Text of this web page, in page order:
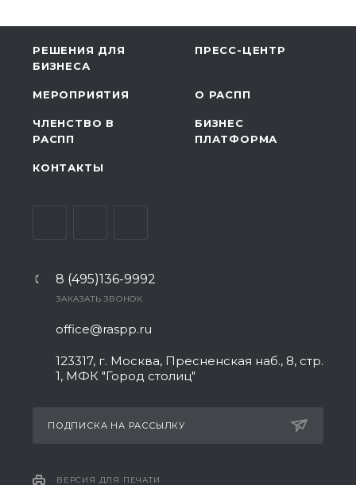
РЕШЕНИЯ ДЛЯ
БИЗНЕСА
ПРЕСС-ЦЕНТР
МЕРОПРИЯТИЯ О РАСПП
ЧЛЕНСТВО В
РАСПП
БИЗНЕС
ПЛАТФОРМА
КОНТАКТЫ
8 (495)136-9992
ЗАКАЗАТЬ ЗВОНОК
office@raspp.ru
123317, г. Москва, Пресненская наб., 8, стр.
1, МФК "Город столиц"
ПОДПИСКА НА РАССЫЛКУ
ВЕРСИЯ ДЛЯ ПЕЧАТИ